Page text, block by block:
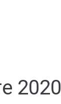
2020